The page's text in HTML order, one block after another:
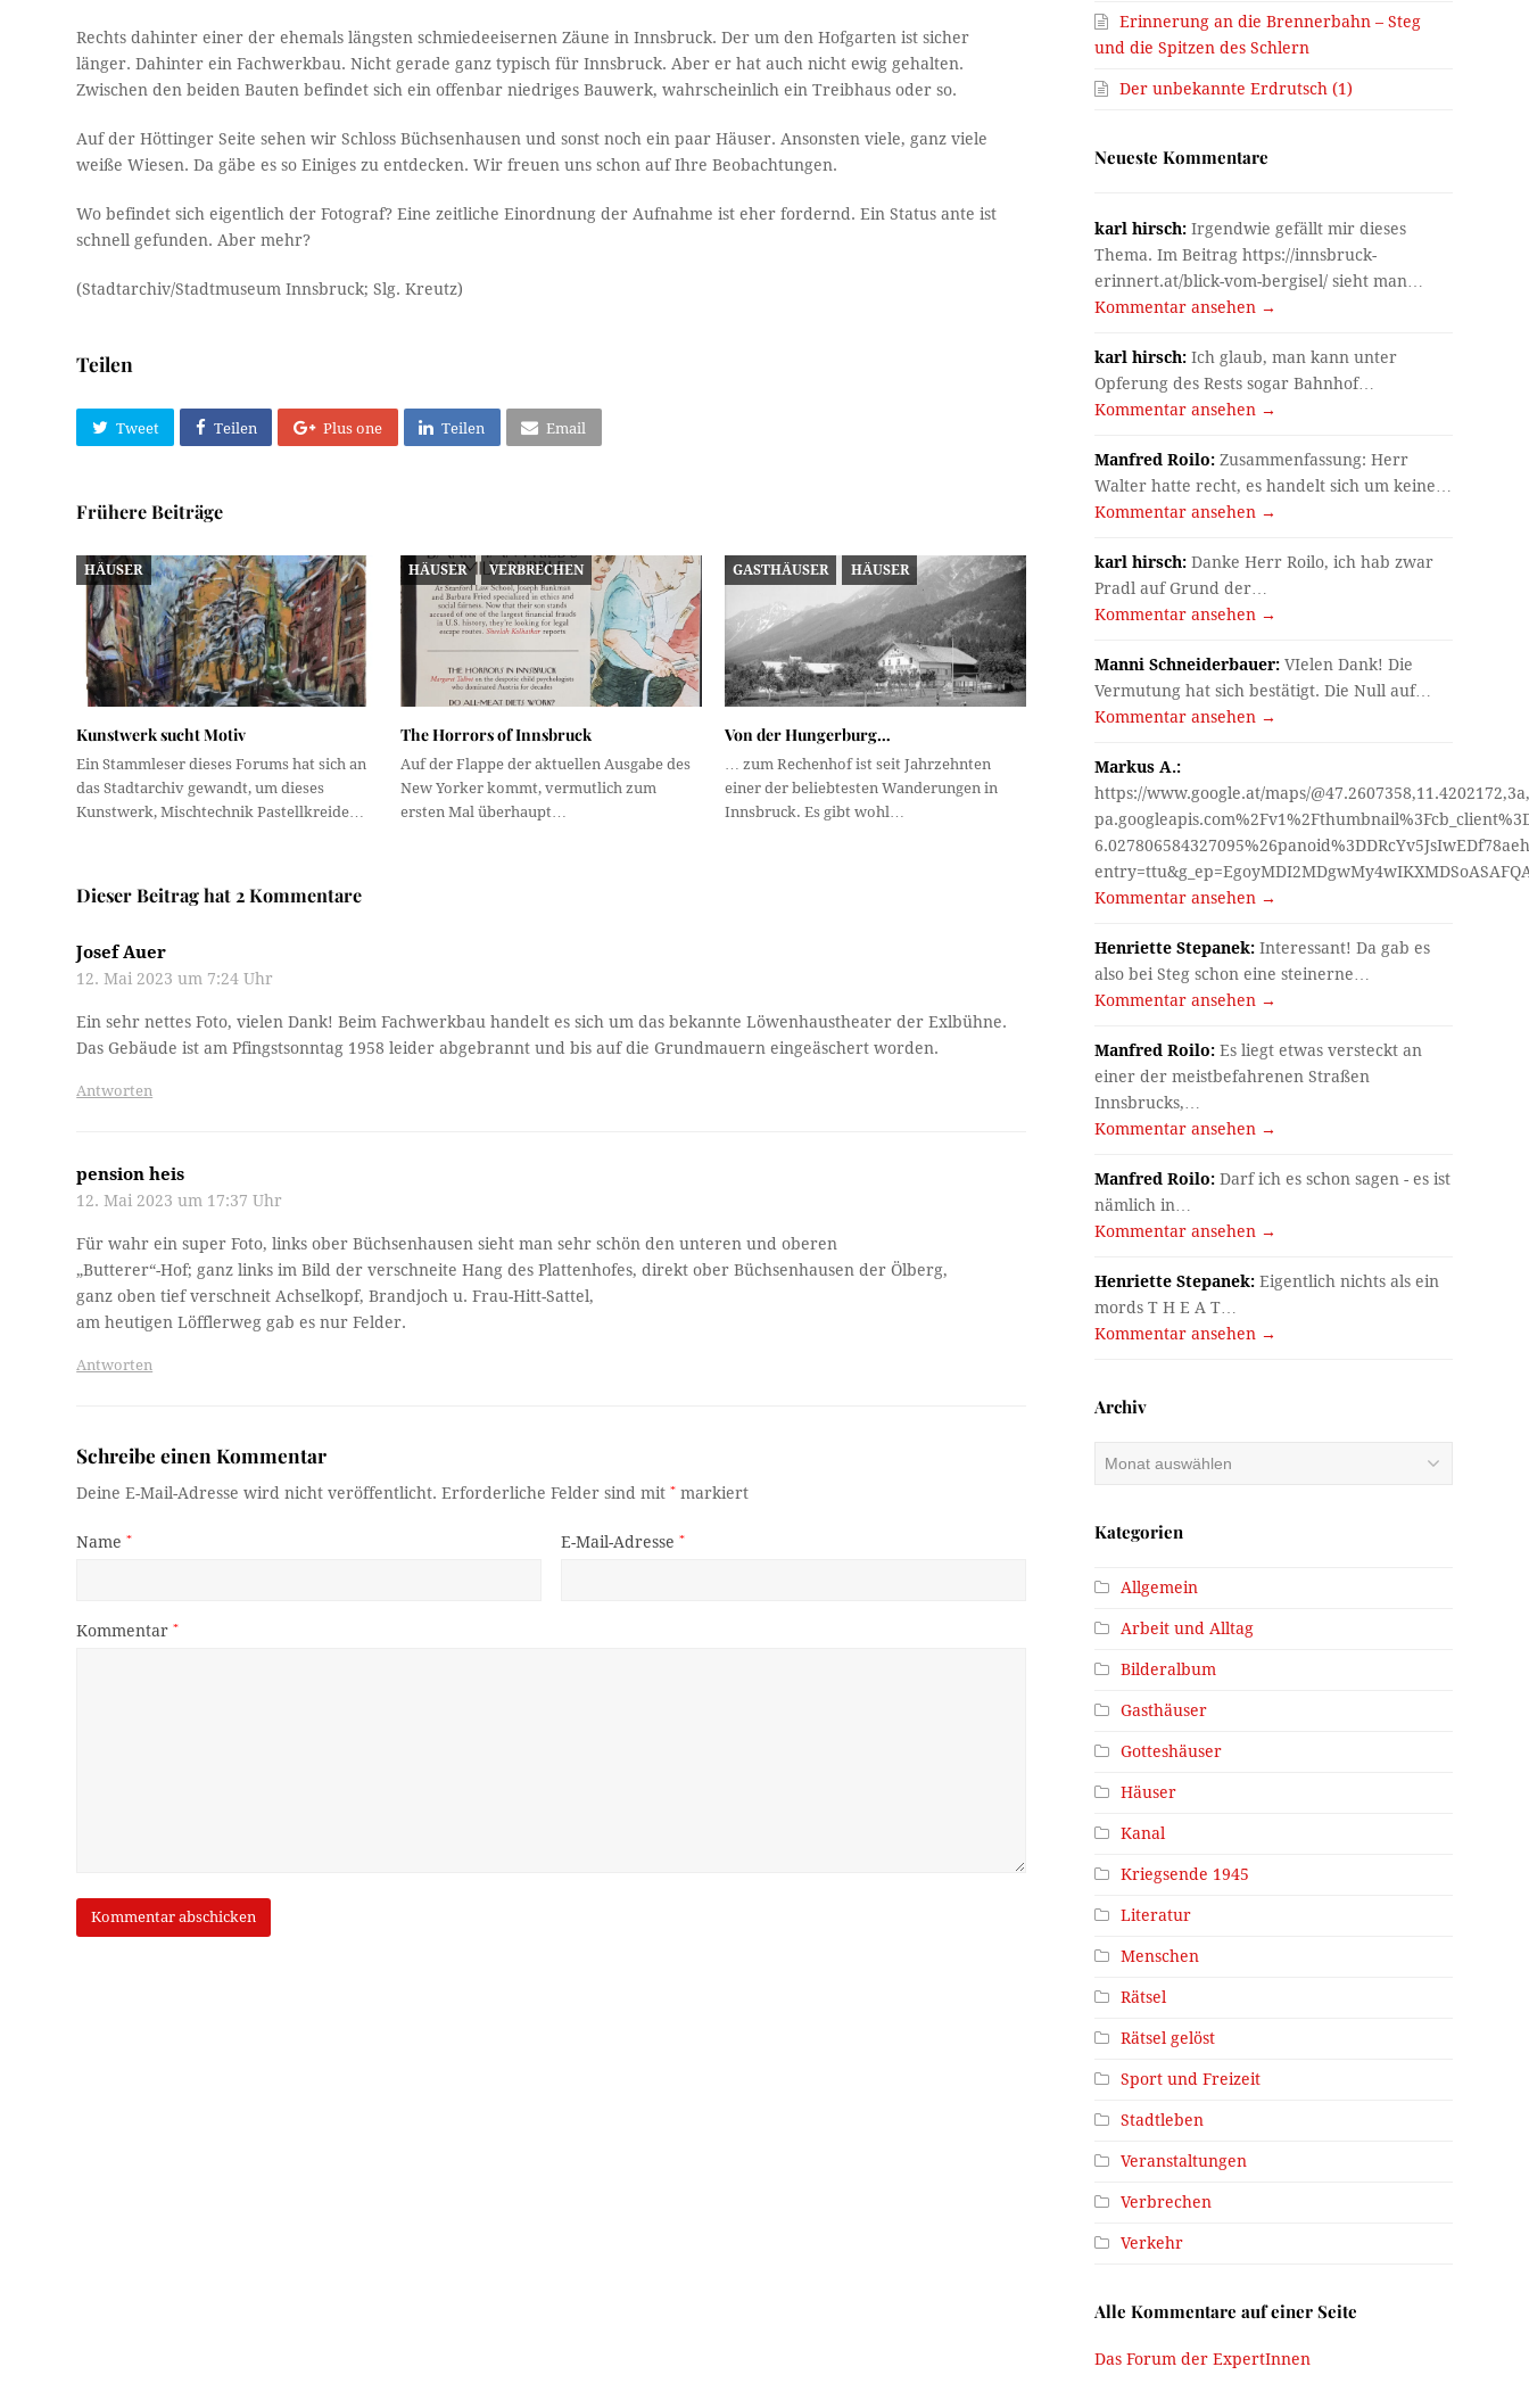
Rechts dahinter einer der ehemals längsten schmiedeeisernen Zäune in Innsbruck. Der um den Hofgarten ist sicher
länger. Dahinter ein Fachwerkbau. Nicht gerade ganz typisch für Innsbruck. Aber er hat auch nicht ewig gehalten.
Zwischen den beiden Bauten befindet sich ein offenbar niedriges Bauwerk, wahrscheinlich ein Treibhaus oder so.
Auf der Höttinger Seite sehen wir Schloss Büchsenhausen und sonst noch ein paar Häuser. Ansonsten viele, ganz viele
weiße Wiesen. Da gäbe es so Einiges zu entdecken. Wir freuen uns schon auf Ihre Beobachtungen.
Wo befindet sich eigentlich der Fotograf? Eine zeitliche Einordnung der Aufnahme ist eher fordernd. Ein Status ante ist
schnell gefunden. Aber mehr?
(Stadtarchiv/Stadtmuseum Innsbruck; Slg. Kreutz)
Teilen
Tweet Teilen Plus one Teilen Email
Frühere Beiträge
HÄUSER
Kunstwerk sucht Motiv
Ein Stammleser dieses Forums hat sich an
das Stadtarchiv gewandt, um dieses
Kunstwerk, Mischtechnik Pastellkreide…
HÄUSER VERBRECHEN
The Horrors of Innsbruck
Auf der Flappe der aktuellen Ausgabe des
New Yorker kommt, vermutlich zum
ersten Mal überhaupt…
GASTHÄUSER HÄUSER
Von der Hungerburg…
… zum Rechenhof ist seit Jahrzehnten
einer der beliebtesten Wanderungen in
Innsbruck. Es gibt wohl…
Dieser Beitrag hat 2 Kommentare
Josef Auer
12. Mai 2023 um 7:24 Uhr
Ein sehr nettes Foto, vielen Dank! Beim Fachwerkbau handelt es sich um das bekannte Löwenhaustheater der Exlbühne.
Das Gebäude ist am Pfingstsonntag 1958 leider abgebrannt und bis auf die Grundmauern eingeäschert worden.
Antworten
pension heis
12. Mai 2023 um 17:37 Uhr
Für wahr ein super Foto, links ober Büchsenhausen sieht man sehr schön den unteren und oberen
„Butterer“-Hof; ganz links im Bild der verschneite Hang des Plattenhofes, direkt ober Büchsenhausen der Ölberg,
ganz oben tief verschneit Achselkopf, Brandjoch u. Frau-Hitt-Sattel,
am heutigen Löfflerweg gab es nur Felder.
Antworten
Schreibe einen Kommentar
Deine E-Mail-Adresse wird nicht veröffentlicht. Erforderliche Felder sind mit* markiert
Name* E-Mail-Adresse *
Kommentar*
Erinnerung an die Brennerbahn – Steg
und die Spitzen des Schlern
Der unbekannte Erdrutsch (1)
Neueste Kommentare
karl hirsch: Irgendwie gefällt mir dieses
Thema. Im Beitrag https://innsbruck-
erinnert.at/blick-vom-bergisel/ sieht man…
Kommentar ansehen →
karl hirsch: Ich glaub, man kann unter
Opferung des Rests sogar Bahnhof…
Kommentar ansehen →
Manfred Roilo: Zusammenfassung: Herr
Walter hatte recht, es handelt sich um keine…
Kommentar ansehen →
karl hirsch: Danke Herr Roilo, ich hab zwar
Pradl auf Grund der…
Kommentar ansehen →
Manni Schneiderbauer: VIelen Dank! Die
Vermutung hat sich bestätigt. Die Null auf…
Kommentar ansehen →
Markus A.:
https://www.google.at/maps/
Kommentar ansehen →
Henriette Stepanek: Interessant! Da gab es
also bei Steg schon eine steinerne…
Kommentar ansehen →
Manfred Roilo: Es liegt etwas versteckt an
einer der meistbefahrenen Straßen
Innsbrucks,…
Kommentar ansehen →
Manfred Roilo: Darf ich es schon sagen - es ist
nämlich in…
Kommentar ansehen →
Henriette Stepanek: Eigentlich nichts als ein
mords T H E A T…
Kommentar ansehen →
Archiv
Kategorien
Allgemein
Arbeit und Alltag
Bilderalbum
Gasthäuser
Gotteshäuser
Häuser
Kanal
Kriegsende 1945
Literatur
Menschen
Rätsel
Rätsel gelöst
Sport und Freizeit
Stadtleben
Veranstaltungen
Verbrechen
Verkehr
Alle Kommentare auf einer Seite
Das Forum der ExpertInnen